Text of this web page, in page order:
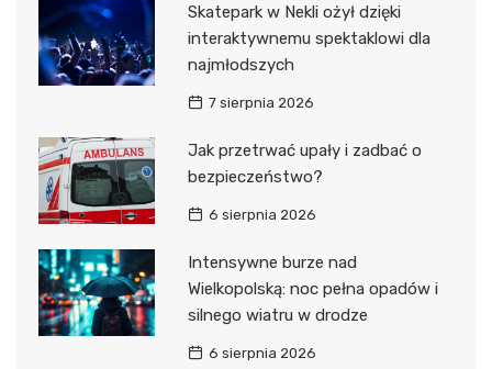
Skatepark w Nekli ożył dzięki
interaktywnemu spektaklowi dla
najmłodszych
7 sierpnia 2026
Jak przetrwać upały i zadbać o
bezpieczeństwo?
6 sierpnia 2026
Intensywne burze nad
Wielkopolską: noc pełna opadów i
silnego wiatru w drodze
6 sierpnia 2026